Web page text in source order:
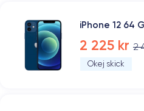
iPhone 12 64
2 225 kr 2
Okej skick